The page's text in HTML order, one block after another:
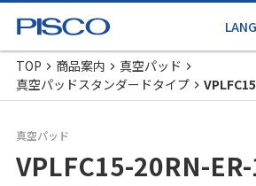
TOP 商品案内
真空パッド
真空パッドスタンダードタイプ
真空パッド
VPLFC15-20RN-